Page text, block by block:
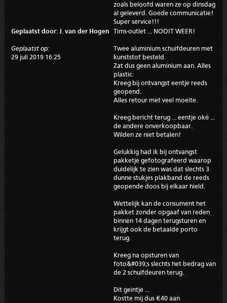
zoals beloofd waren ze op dinsdag
al geleverd. Goede communicatie!
Super service!!!
Geplaatst door: J. van der Hogen
Geplaatst op:
29 juli 2019 16:25
Tims-outlet ... NOOIT WEER!
Twee aluminium schuifdeuren met
kunststof besteld.
Zat dus geen aluminium aan. Alles
plastic.
Kreeg bij ontvangst eentje reeds
geopend.
Alles retour met veel moeite.
Kreeg bericht terug ... eentje oké ...
de andere onverkoopbaar.
Wilden ze niet betalen!
Gelukkig had ik bij ontvangst
pakketje gefotografeerd waarop
duidelijk te zien was dat slechts 3
dunne stukjes plakband de reeds
geopende doos bij elkaar hield.
Wettelijk kan de consument het
pakket zonder opgaaf van reden
binnen 14 dagen terugsturen en
krijgt ook de betaalde porto
terug.
Kreeg na opsturen van
foto&#039;s slechts het bedrag van
de 2 schuifdeuren terug.
Dit geintje ...
Kostte mij dus €40 aan